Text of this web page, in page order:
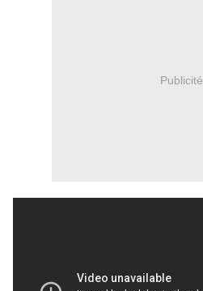
Publicité